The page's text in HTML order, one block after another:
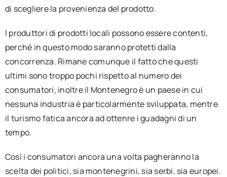
di scegliere la provenienza del prodotto.
I produttori di prodotti locali possono essere contenti,
perché in questo modo saranno protetti dalla
concorrenza. Rimane comunque il fatto che questi
ultimi sono troppo pochi rispetto al numero dei
consumatori, inoltre il Montenegro è un paese in cui
nessuna industria è particolarmente sviluppata, mentre
il turismo fatica ancora ad ottenre i guadagni di un
tempo.
Così i consumatori ancora una volta pagheranno la
scelta dei politici, sia montenegrini, sia serbi, sia europei.